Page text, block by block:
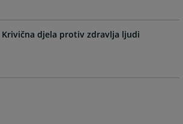
changing
dates.
Krivična djela protiv zdravlja ljudi